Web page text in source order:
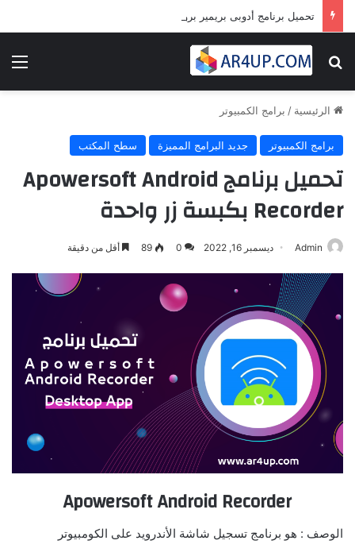
بحث عن
الرئيسية / برامج الكمبيوتر
برامج الكمبيوتر جديد البرامج المميزة سطح المكتب
تحميل برنامج Apowersoft Android
Recorder بكبسة زر واحدة
Admin ديسمبر 16, 2022 0
89 أقل من دقيقة
Apowersoft Android Recorder
الوصف : هو برنامج تسجيل شاشة الأندرويد على الكومبيوتر